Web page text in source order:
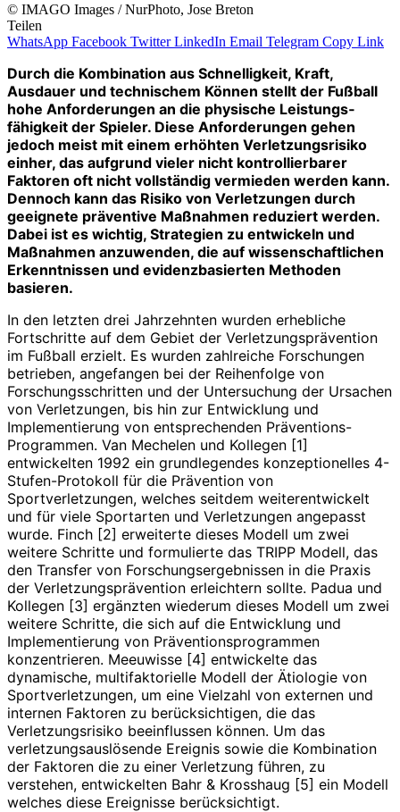
© IMAGO Images / NurPhoto, Jose Breton
Teilen
WhatsApp Facebook Twitter LinkedIn Email Telegram Copy Link
Durch die Kombination aus Schnelligkeit, Kraft,
Ausdauer und technischem Können stellt der Fußball
hohe Anforderungen an die physische Leistungs­
fähigkeit der Spieler. Diese Anforderungen gehen
jedoch meist mit einem erhöhten Verletzungsrisiko
einher, das aufgrund vieler nicht kontrollierbarer
Faktoren oft nicht vollständig vermieden werden kann.
Dennoch kann das Risiko von Verletzungen durch
geeignete präventive Maßnahmen reduziert werden.
Dabei ist es wichtig, Strategien zu entwickeln und
Maßnahmen anzuwenden, die auf wissenschaftlichen
Erkenntnissen und evidenzbasierten Methoden
basieren.
In den letzten drei Jahrzehnten wurden erhebliche
Fortschritte auf dem Gebiet der Verletzungsprävention
im Fußball erzielt. Es wurden zahlreiche Forschungen
betrieben, angefangen bei der Reihenfolge von
Forschungsschritten und der Untersuchung der Ursachen
von Verletzungen, bis hin zur Entwicklung und
Implementierung von entsprechenden Präventions-
Programmen. Van Mechelen und Kollegen [1]
entwickelten 1992 ein grundlegendes konzeptionelles 4-
Stufen-Protokoll für die Prävention von
Sportverletzungen, welches seitdem weiterentwickelt
und für viele Sportarten und Verletzungen angepasst
wurde. Finch [2] erweiterte dieses Modell um zwei
weitere Schritte und formulierte das TRIPP Modell, das
den Transfer von Forschungsergebnissen in die Praxis
der Verletzungsprävention erleichtern sollte. Padua und
Kollegen [3] ergänzten wiederum dieses Modell um zwei
weitere Schritte, die sich auf die Entwicklung und
Implementierung von Präventionsprogrammen
konzentrieren. Meeuwisse [4] entwickelte das
dynamische, multifaktorielle Modell der Ätiologie von
Sportverletzungen, um eine Vielzahl von externen und
internen Faktoren zu berücksichtigen, die das
Verletzungsrisiko beeinflussen können. Um das
verletzungsauslösende Ereignis sowie die Kombination
der Faktoren die zu einer Verletzung führen, zu
verstehen, entwickelten Bahr & Krosshaug [5] ein Modell
welches diese Ereignisse berücksichtigt.